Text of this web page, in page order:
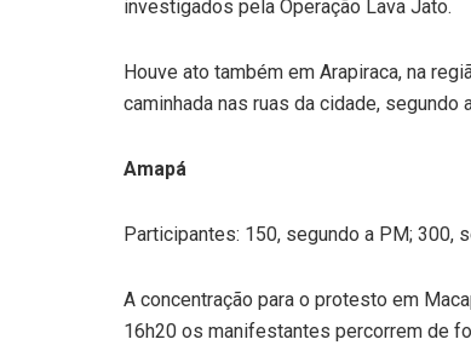
investigados pela Operação Lava Jato.
Houve ato também em Arapiraca, na
caminhada nas ruas da cidade, segundo
Amapá
Participantes: 150, segundo a PM; 300,
A concentração para o protesto em
16h20 os manifestantes percorrem de